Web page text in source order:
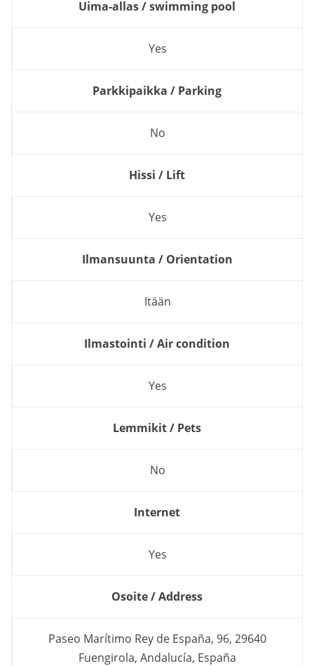
Uima-allas / swimming pool
Yes
Parkkipaikka / Parking
No
Hissi / Lift
Yes
Ilmansuunta / Orientation
Itään
Ilmastointi / Air condition
Yes
Lemmikit / Pets
No
Internet
Yes
Osoite / Address
Paseo Marítimo Rey de España, 96, 29640
Fuengirola, Andalucía, España